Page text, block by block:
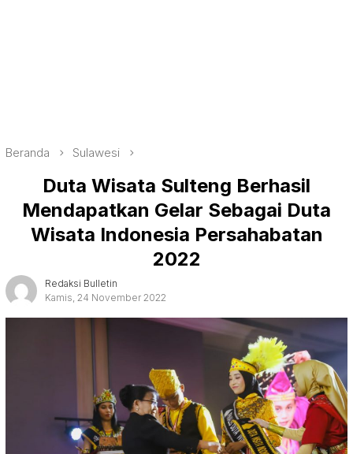
Beranda Sulawesi
Duta Wisata Sulteng Berhasil
Mendapatkan Gelar Sebagai Duta
Wisata Indonesia Persahabatan
2022
Redaksi Bulletin
Kamis, 24 November 2022